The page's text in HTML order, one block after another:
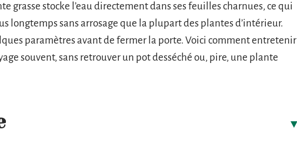
grasse stocke l’eau directement dans ses feuilles charnues, ce qui
longtemps sans arrosage que la plupart des plantes d’intérieur.
paramètres avant de fermer la porte. Voici comment entretenir
souvent, sans retrouver un pot desséché ou, pire, une plante